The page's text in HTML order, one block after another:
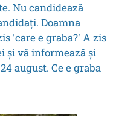
Nu candidează
Doamna
'care e graba?' A zis
și vă informează și
august. Ce e graba